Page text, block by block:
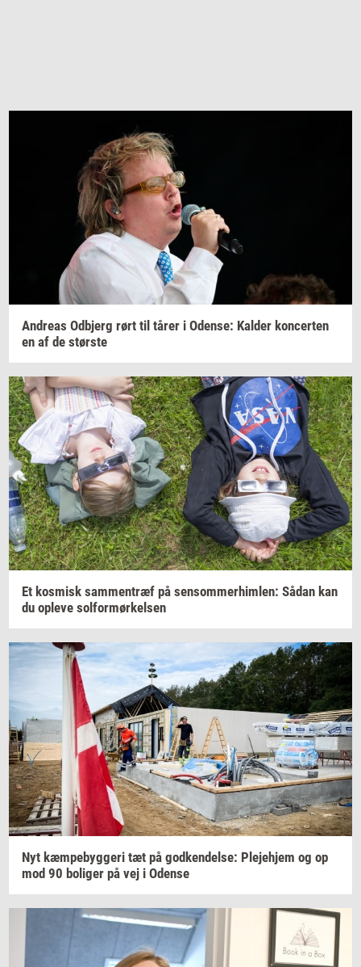
An­dreas Od­b­jerg rørt til tårer i Oden­se: Kal­der kon­cer­ten
en af de stør­ste
Et kos­misk sam­men­træf på sen­som­mer­him­len: Sådan kan
du op­le­ve sol­for­mør­kel­sen
Nyt kæm­pe­byg­ge­ri tæt på god­ken­del­se: Ple­je­hjem og op
mod 90 bo­li­ger på vej i Oden­se